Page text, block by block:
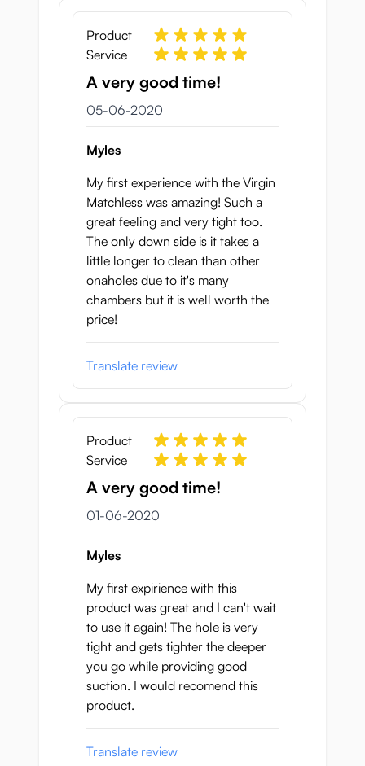
Product
Service
A very good time!
5 juni 2020
05-06-2020
Myles
My first experience with the Virgin
Matchless was amazing! Such a
great feeling and very tight too.
The only down side is it takes a
little longer to clean than other
onaholes due to it's many
chambers but it is well worth the
price!
Translate review
Product
Service
A very good time!
1 juni 2020
01-06-2020
Myles
My first expirience with this
product was great and I can't wait
to use it again! The hole is very
tight and gets tighter the deeper
you go while providing good
suction. I would recomend this
product.
Translate review